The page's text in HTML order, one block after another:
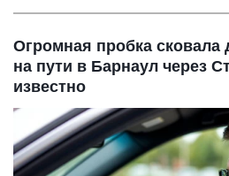
Огромная пробка
на пути в Барнаул через
известно